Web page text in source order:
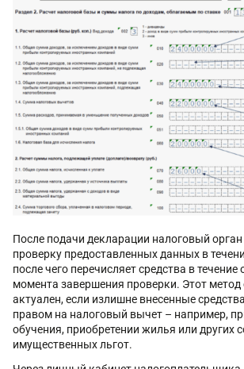
После подачи декларации налоговый
проверку предоставленных данных в
после чего перечисляет средства в течение
момента завершения проверки. Этот метод
актуален, если излишне внесенные
правом на налоговый вычет – например,
обучения, приобретении жилья или других
имущественных льгот.